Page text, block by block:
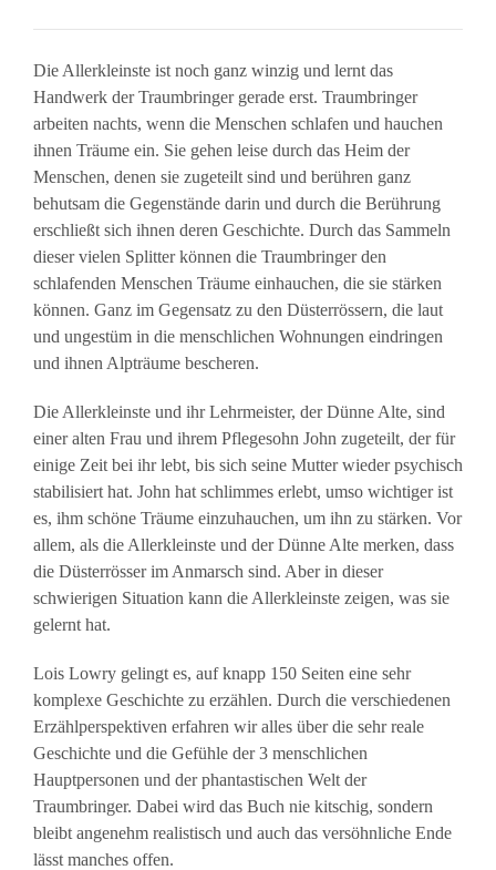
Die Allerkleinste ist noch ganz winzig und lernt das
Handwerk der Traumbringer gerade erst. Traumbringer
arbeiten nachts, wenn die Menschen schlafen und hauchen
ihnen Träume ein. Sie gehen leise durch das Heim der
Menschen, denen sie zugeteilt sind und berühren ganz
behutsam die Gegenstände darin und durch die Berührung
erschließt sich ihnen deren Geschichte. Durch das Sammeln
dieser vielen Splitter können die Traumbringer den
schlafenden Menschen Träume einhauchen, die sie stärken
können. Ganz im Gegensatz zu den Düsterrössern, die laut
und ungestüm in die menschlichen Wohnungen eindringen
und ihnen Alpträume bescheren.
Die Allerkleinste und ihr Lehrmeister, der Dünne Alte, sind
einer alten Frau und ihrem Pflegesohn John zugeteilt, der für
einige Zeit bei ihr lebt, bis sich seine Mutter wieder psychisch
stabilisiert hat. John hat schlimmes erlebt, umso wichtiger ist
es, ihm schöne Träume einzuhauchen, um ihn zu stärken. Vor
allem, als die Allerkleinste und der Dünne Alte merken, dass
die Düsterrösser im Anmarsch sind. Aber in dieser
schwierigen Situation kann die Allerkleinste zeigen, was sie
gelernt hat.
Lois Lowry gelingt es, auf knapp 150 Seiten eine sehr
komplexe Geschichte zu erzählen. Durch die verschiedenen
Erzählperspektiven erfahren wir alles über die sehr reale
Geschichte und die Gefühle der 3 menschlichen
Hauptpersonen und der phantastischen Welt der
Traumbringer. Dabei wird das Buch nie kitschig, sondern
bleibt angenehm realistisch und auch das versöhnliche Ende
lässt manches offen.